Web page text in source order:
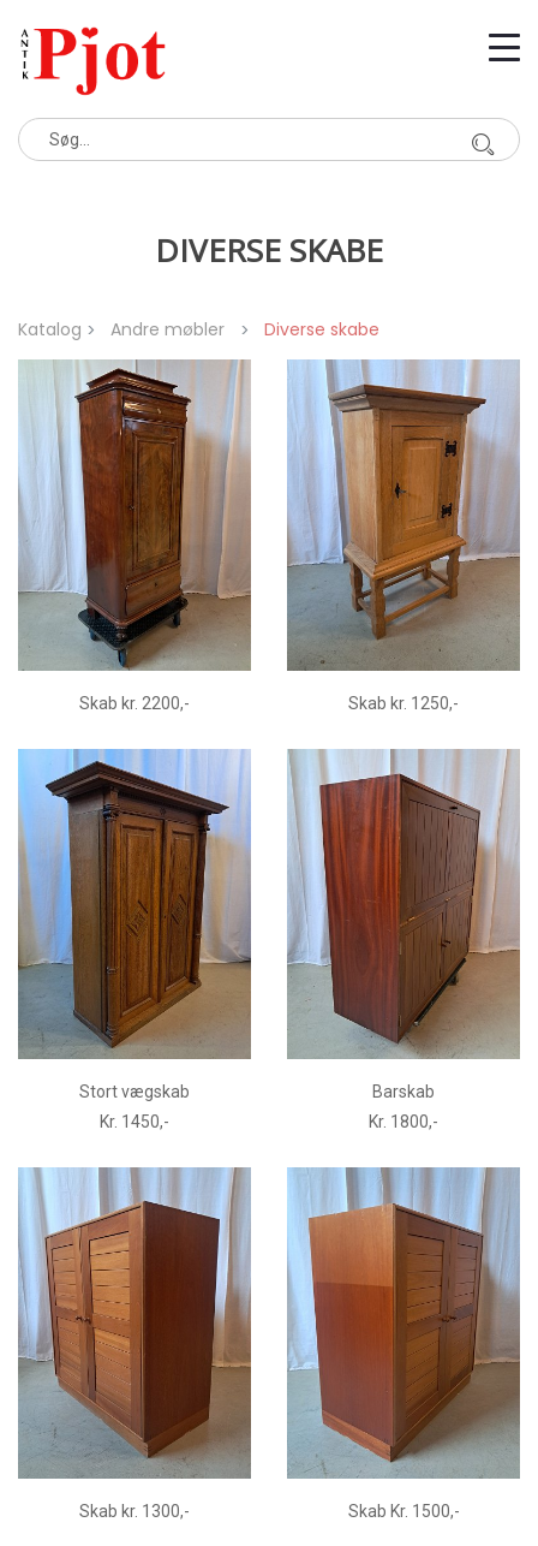
DIVERSE SKABE
Katalog Andre møbler Diverse skabe
Skab kr. 2200,- Skab kr. 1250,-
Stort vægskab
Kr. 1450,-
Barskab
Kr. 1800,-
Skab kr. 1300,- Skab Kr. 1500,-